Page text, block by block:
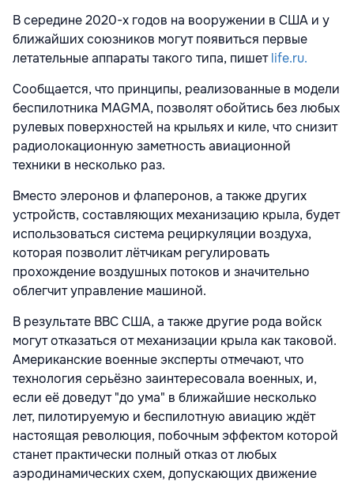
В середине 2020-х годов на вооружении в США и у
ближайших союзников могут появиться первые
летательные аппараты такого типа, пишетlife.ru.
Сообщается, что принципы, реализованные в модели
беспилотника MAGMA, позволят обойтись без любых
рулевых поверхностей на крыльях и киле, что снизит
радиолокационную заметность авиационной
техники в несколько раз.
Вместо элеронов и флаперонов, а также других
устройств, составляющих механизацию крыла, будет
использоваться система рециркуляции воздуха,
которая позволит лётчикам регулировать
прохождение воздушных потоков и значительно
облегчит управление машиной.
В результате ВВС США, а также другие рода войск
могут отказаться от механизации крыла как таковой.
Американские военные эксперты отмечают, что
технология серьёзно заинтересовала военных, и,
если её доведут "до ума" в ближайшие несколько
лет, пилотируемую и беспилотную авиацию ждёт
настоящая революция, побочным эффектом которой
станет практически полный отказ от любых
аэродинамических схем, допускающих движение